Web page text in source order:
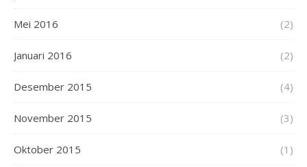
Mei 2016 (2)
Januari 2016 (2)
Desember 2015 (4)
November 2015 (3)
Oktober 2015 (1)